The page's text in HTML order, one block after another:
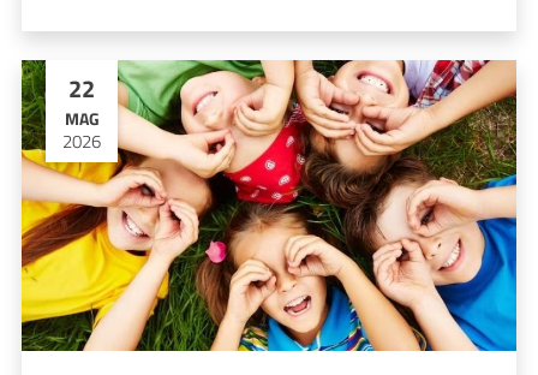
22
MAG
2026